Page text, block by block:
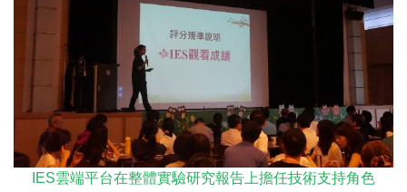
IES雲端平台在整體實驗研究報告上擔任技術支持角色